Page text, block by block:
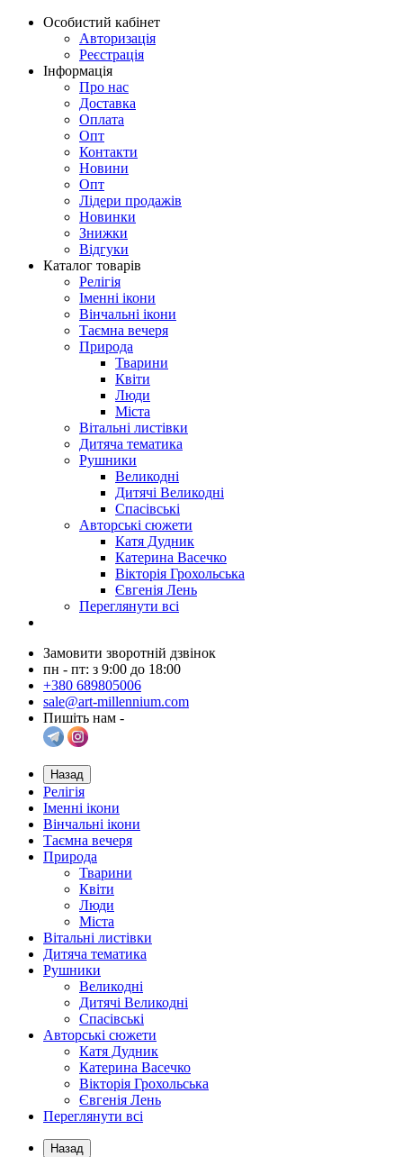
Особистий кабінет
Авторизація
Реєстрація
Інформація
Про нас
Доставка
Оплата
Опт
Контакти
Новини
Опт
Лідери продажів
Новинки
Знижки
Відгуки
Каталог товарів
Релігія
Іменні ікони
Вінчальні ікони
Таємна вечеря
Природа
Тварини
Квіти
Люди
Міста
Вітальні листівки
Дитяча тематика
Рушники
Великодні
Дитячі Великодні
Спасівські
Авторські сюжети
Катя Дудник
Катерина Васечко
Вікторія Грохольська
Євгенія Лень
Переглянути всі
Замовити зворотній дзвінок
пн - пт: з 9:00 до 18:00
+380 689805006
sale@art-millennium.com
Пишіть нам -
Назад
Релігія
Іменні ікони
Вінчальні ікони
Таємна вечеря
Природа
Тварини
Квіти
Люди
Міста
Вітальні листівки
Дитяча тематика
Рушники
Великодні
Дитячі Великодні
Спасівські
Авторські сюжети
Катя Дудник
Катерина Васечко
Вікторія Грохольська
Євгенія Лень
Переглянути всі
Назад